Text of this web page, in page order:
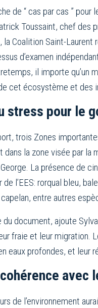
de “ cas par cas ”
Toussaint, chef des
la Coalition Saint-
d’examen
il importe qu’un
cet écosystème et des
stress pour le
trois Zones
dans la zone visée par la
La présence de
de l’EES: rorqual bleu,
entre autres
du document, ajoute
fraie et leur migration.
eaux profondes, et
avec
de l’environnement